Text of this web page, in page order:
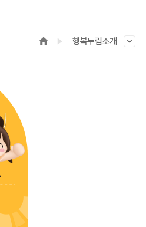
행복누림소개